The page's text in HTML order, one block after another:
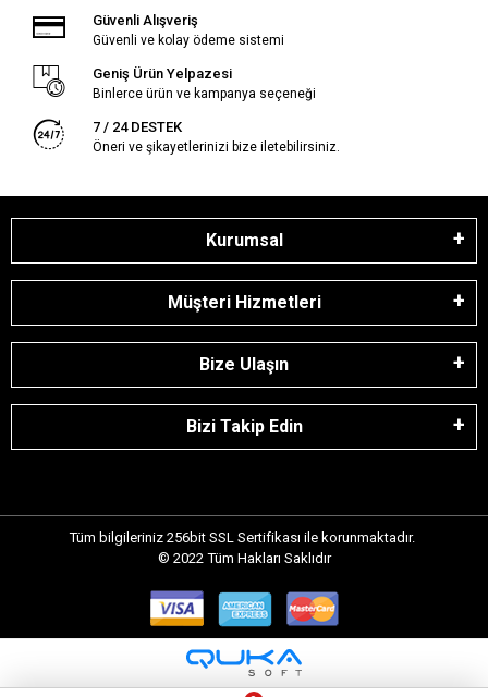
Güvenli Alışveriş
Güvenli ve kolay ödeme sistemi
Geniş Ürün Yelpazesi
Binlerce ürün ve kampanya seçeneği
7 / 24 DESTEK
Öneri ve şikayetlerinizi bize iletebilirsiniz.
Kurumsal
Müşteri Hizmetleri
Bize Ulaşın
Bizi Takip Edin
Tüm bilgileriniz 256bit SSL Sertifikası ile korunmaktadır.
© 2022 Tüm Hakları Saklıdır